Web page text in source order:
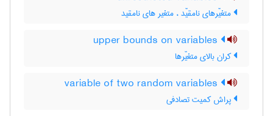
متغیّرهای نامقیّد ، متغیر های نامقید
کران بالای متغیّرها
پراش کمیت تصادفی